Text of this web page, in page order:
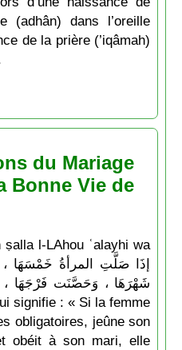
(adhân) dans l’oreille
de la prière (’iqâmah)
du Mariage
Bonne Vie de
l-LAhou ʿalayhi wa
شَهْرَهَا ، وَحَصَّنَت فَرْجَهَا
obligatoires, jeûne son
obéit à son mari, elle